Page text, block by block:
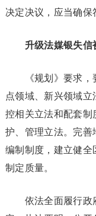
决定决议，应当确保
升级法媒银失信
《规划》要求，要
点领域、新兴领域
控相关立法和配套制
护、管理立法。完善
编制制度，建立健全
制定质量。
依法全面履行政